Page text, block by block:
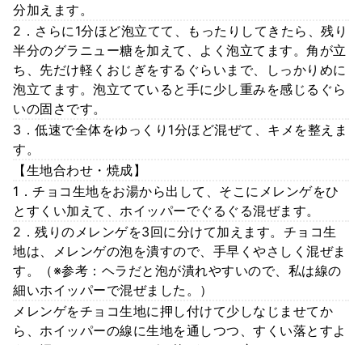
分加えます。
2．さらに1分ほど泡立てて、もったりしてきたら、残り
半分のグラニュー糖を加えて、よく泡立てます。角が立
ち、先だけ軽くおじぎをするぐらいまで、しっかりめに
泡立てます。泡立てていると手に少し重みを感じるぐら
いの固さです。
3．低速で全体をゆっくり1分ほど混ぜて、キメを整えま
す。
【生地合わせ・焼成】
1．チョコ生地をお湯から出して、そこにメレンゲをひ
とすくい加えて、ホイッパーでぐるぐる混ぜます。
2．残りのメレンゲを3回に分けて加えます。チョコ生
地は、メレンゲの泡を潰すので、手早くやさしく混ぜま
す。（※参考：ヘラだと泡が潰れやすいので、私は線の
細いホイッパーで混ぜました。）
メレンゲをチョコ生地に押し付けて少しなじませてか
ら、ホイッパーの線に生地を通しつつ、すくい落とすよ